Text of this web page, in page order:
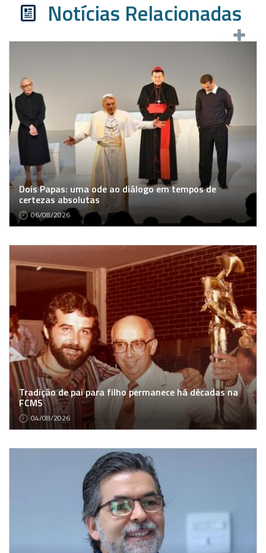
Notícias Relacionadas
Dois Papas: uma ode ao diálogo em tempos de
certezas absolutas
06/08/2026
Tradição de pai para filho permanece há décadas na
FCMS
04/08/2026